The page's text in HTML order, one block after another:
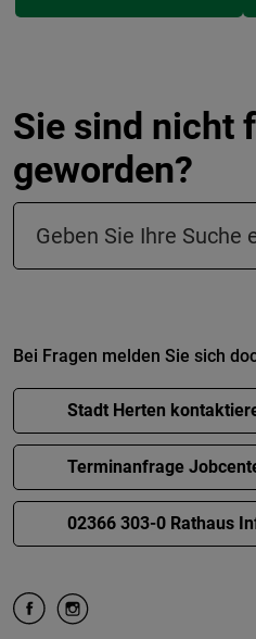
Sie sind nicht
geworden?
Suchfeld in der Fußzeile
Bei Fragen melden Sie sich
Stadt Herten
Terminanfrage
02366 303-0 Rathaus